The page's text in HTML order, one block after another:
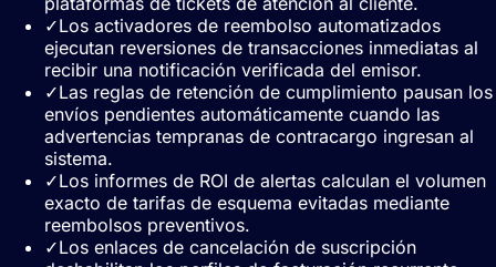
✓Los activadores de reembolso automatizados
ejecutan reversiones de transacciones inmediatas al
recibir una notificación verificada del emisor.
✓Las reglas de retención de cumplimiento pausan los
envíos pendientes automáticamente cuando las
advertencias tempranas de contracargo ingresan al
sistema.
✓Los informes de ROI de alertas calculan el volumen
exacto de tarifas de esquema evitadas mediante
reembolsos preventivos.
✓Los enlaces de cancelación de suscripción